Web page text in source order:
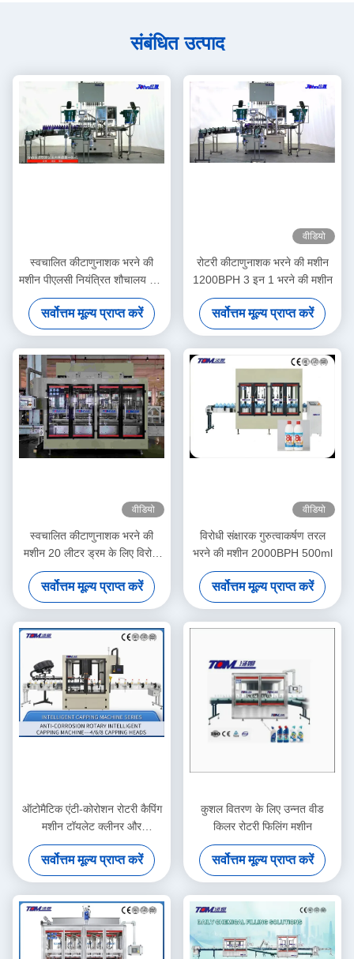
संबंधित उत्पाद
स्वचालित कीटाणुनाशक भरने की
मशीन पीएलसी नियंत्रित शौचालय 3 में
1
सर्वोत्तम मूल्य प्राप्त करें
वीडियो
रोटरी कीटाणुनाशक भरने की मशीन
1200BPH 3 इन 1 भरने की मशीन
सर्वोत्तम मूल्य प्राप्त करें
वीडियो
स्वचालित कीटाणुनाशक भरने की
मशीन 20 लीटर ड्रम के लिए विरोधी
संक्षारक तरल
सर्वोत्तम मूल्य प्राप्त करें
वीडियो
विरोधी संक्षारक गुरुत्वाकर्षण तरल
भरने की मशीन 2000BPH 500ml
सर्वोत्तम मूल्य प्राप्त करें
ऑटोमैटिक एंटी-कोरोशन रोटरी कैपिंग
मशीन टॉयलेट क्लीनर और
कीटाणुनाशक पैकेजिंग मशीन
सर्वोत्तम मूल्य प्राप्त करें
कुशल वितरण के लिए उन्नत वीड
किलर रोटरी फिलिंग मशीन
सर्वोत्तम मूल्य प्राप्त करें